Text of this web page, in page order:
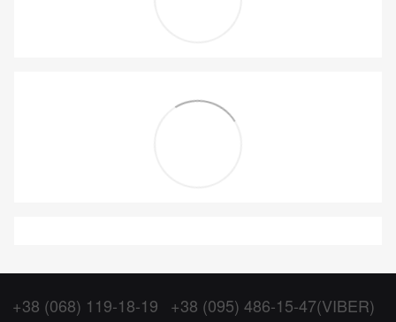
+38 (068) 119-18-19 +38 (095) 486-15-47(VIBER)